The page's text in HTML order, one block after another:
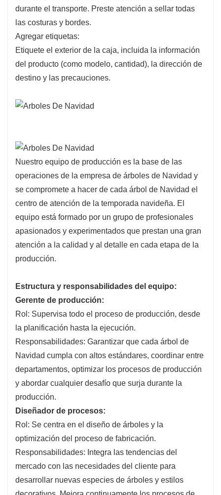
durante el transporte. Preste atención a sellar todas
las costuras y bordes.
Agregar etiquetas:
Etiquete el exterior de la caja, incluida la información
del producto (como modelo, cantidad), la dirección de
destino y las precauciones.
Nuestro equipo de producción es la base de las
operaciones de la empresa de árboles de Navidad y
se compromete a hacer de cada árbol de Navidad el
centro de atención de la temporada navideña. El
equipo está formado por un grupo de profesionales
apasionados y experimentados que prestan una gran
atención a la calidad y al detalle en cada etapa de la
producción.
Estructura y responsabilidades del equipo:
Gerente de producción:
Rol: Supervisa todo el proceso de producción, desde
la planificación hasta la ejecución.
Responsabilidades: Garantizar que cada árbol de
Navidad cumpla con altos estándares, coordinar entre
departamentos, optimizar los procesos de producción
y abordar cualquier desafío que surja durante la
producción.
Diseñador de procesos:
Rol: Se centra en el diseño de árboles y la
optimización del proceso de fabricación.
Responsabilidades: Integra las tendencias del
mercado con las necesidades del cliente para
desarrollar nuevas especies de árboles y estilos